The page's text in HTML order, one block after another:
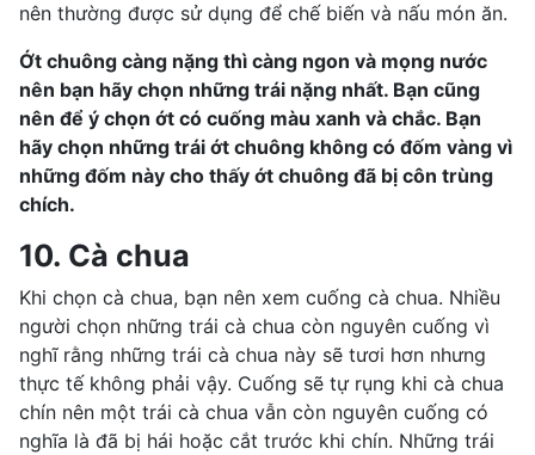
nên thường được sử dụng để chế biến và nấu món ăn.
Ớt chuông càng nặng thì càng ngon và mọng nước
nên bạn hãy chọn những trái nặng nhất. Bạn cũng
nên để ý chọn ớt có cuống màu xanh và chắc. Bạn
hãy chọn những trái ớt chuông không có đốm vàng vì
những đốm này cho thấy ớt chuông đã bị côn trùng
chích.
10. Cà chua
Khi chọn cà chua, bạn nên xem cuống cà chua. Nhiều
người chọn những trái cà chua còn nguyên cuống vì
nghĩ rằng những trái cà chua này sẽ tươi hơn nhưng
thực tế không phải vậy. Cuống sẽ tự rụng khi cà chua
chín nên một trái cà chua vẫn còn nguyên cuống có
nghĩa là đã bị hái hoặc cắt trước khi chín. Những trái